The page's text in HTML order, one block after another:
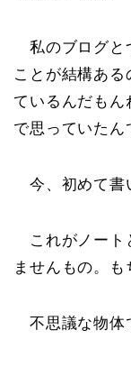
私のブログと
ことが結構あ
ているんだもん
で思っていたん
今、初めて書
これがノート
ませんもの。も
不思議な物体